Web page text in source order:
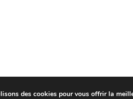
des cookies pour vous offrir la